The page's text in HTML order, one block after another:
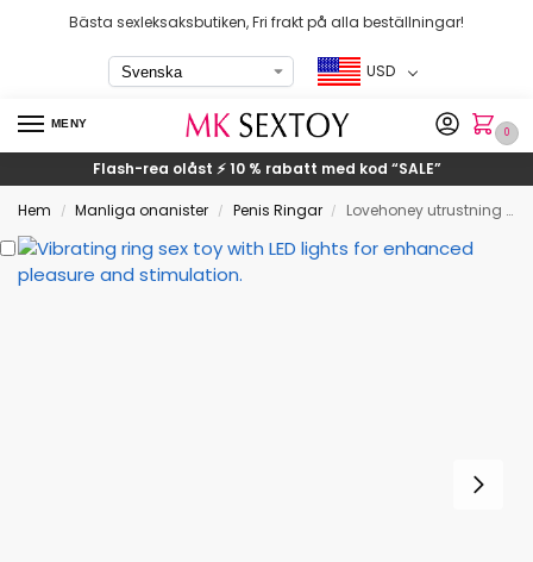
Bästa sexleksaksbutiken, Fri frakt på alla beställningar!
USD
MENY
0
Flash-rea olåst ⚡ 10 % rabatt med kod “SALE”
Hem / Manliga onanister / Penis Ringar / Lovehoney utrustning väsentliga Kuk Ringar